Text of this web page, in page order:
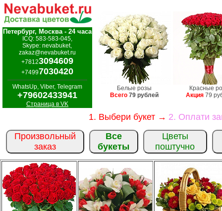
Петербург, Москва - 24 часа
ICQ: 583-583-045,
Skype: nevabuket,
zakaz@nevabuket.ru
+78123094609
+74997030420
WhatsUp, Viber, Telegram
+79602433941
Страница в VK
Белые розы
Всего 79 рублей
Красные
Акция 79
1. Выбери букет → 2. Оплати
Произвольный
заказ
Все
букеты
Цветы
поштучно